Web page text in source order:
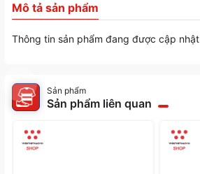
Mô tả sản phẩm
Thông tin sản phẩm đang được cập nhật
Sản phẩm
Sản phẩm liên quan